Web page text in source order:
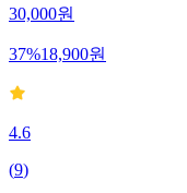
30,000원
37%18,900원
4.6
(9)